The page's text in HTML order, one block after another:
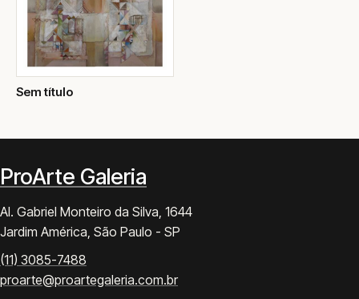
Sem título
ProArte Galeria
Al. Gabriel Monteiro da Silva, 1644
Jardim América, São Paulo - SP
(11) 3085-7488
proarte@proartegaleria.com.br